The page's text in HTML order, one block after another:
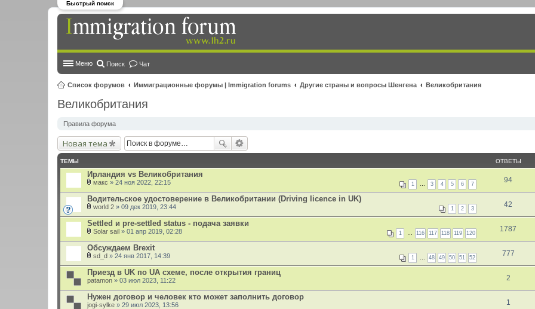
Меню Поиск Чат
Список форумов Иммиграционные форумы | Immigration forums Другие страны и вопросы Шенгена Великобритания
Быстрый поиск
Великобритания
Правила форума
Новая тема
ТЕМЫ ОТВЕТЫ
Ирландия vs Великобритания
1 … 3 4 5 6 7
л
о
ж
е
н
и
макс » 24 ноя 2022, 22:15 94
Водительское удостоверение в Великобритании (Driving licence in UK)
1 2 3
л
о
ж
е
н
и
world 2 » 09 дек 2019, 23:44 42
Settled и pre-settled status - подача заявки
1 … 116 117 118 119 120
л
о
ж
е
н
и
Solar sail » 01 апр 2019, 02:28 1787
Обсуждаем Brexit
1 … 48 49 50 51 52
л
о
ж
е
н
и
sd_d » 24 янв 2017, 14:39 777
Приезд в UK по UA схеме, после открытия границ
patamon » 03 июл 2023, 11:22 2
Нужен договор и человек кто может заполнить договор
jogi-sylke » 29 июл 2023, 13:56 1